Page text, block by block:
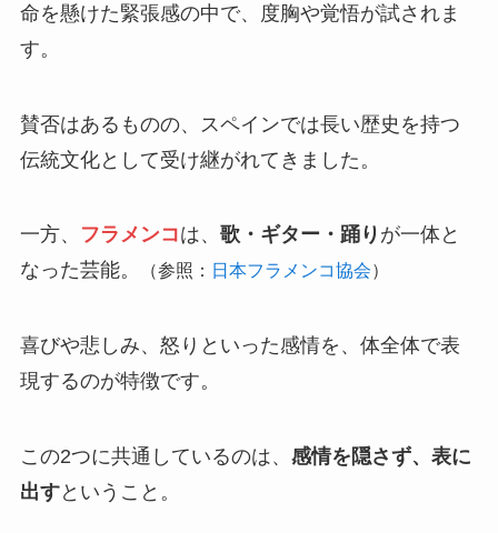
命を懸けた緊張感の中で、度胸や覚悟が試されま
す。
賛否はあるものの、スペインでは長い歴史を持つ
伝統文化として受け継がれてきました。
一方、 フラメンコは、 歌・ギター・踊り が一体と
なった芸能。
（参照： 日本フラメンコ協会）
喜びや悲しみ、怒りといった感情を、体全体で表
現するのが特徴です。
この2つに共通しているのは、 感情を隠さず、表に
出すということ。